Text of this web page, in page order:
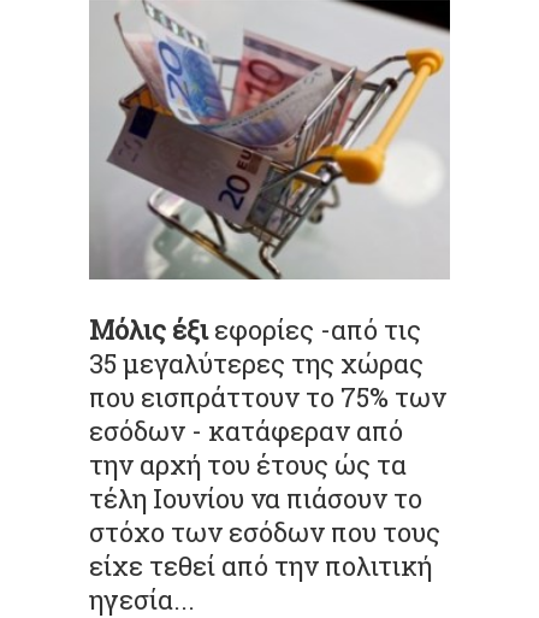
Μόλις έξιεφορίες -από τις
35 μεγαλύτερες της χώρας
που εισπράττουν το 75% των
εσόδων - κατάφεραν από
την αρχή του έτους ώς τα
τέλη Ιουνίου να πιάσουν το
στόχο των εσόδων που τους
είχε τεθεί από την πολιτική
ηγεσία...